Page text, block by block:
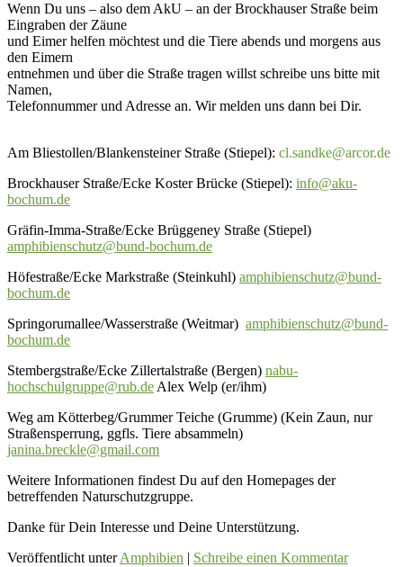
Wenn Du uns – also dem AkU – an der Brockhauser Straße beim
Eingraben der Zäune
und Eimer helfen möchtest und die Tiere abends und morgens aus
den Eimern
entnehmen und über die Straße tragen willst schreibe uns bitte mit
Namen,
Telefonnummer und Adresse an. Wir melden uns dann bei Dir.
Am Bliestollen/Blankensteiner Straße (Stiepel): cl.sandke@arcor.de
Brockhauser Straße/Ecke Koster Brücke (Stiepel): info@aku-
bochum.de
Gräfin-Imma-Straße/Ecke Brüggeney Straße (Stiepel)
amphibienschutz@bund-bochum.de
Höfestraße/Ecke Markstraße (Steinkuhl) amphibienschutz@bund-
bochum.de
Springorumallee/Wasserstraße (Weitmar) amphibienschutz@bund-
bochum.de
Stembergstraße/Ecke Zillertalstraße (Bergen) nabu-
hochschulgruppe@rub.de Alex Welp (er/ihm)
Weg am Kötterbeg/Grummer Teiche (Grumme) (Kein Zaun, nur
Straßensperrung, ggfls. Tiere absammeln)
janina.breckle@gmail.com
Weitere Informationen findest Du auf den Homepages der
betreffenden Naturschutzgruppe.
Danke für Dein Interesse und Deine Unterstützung.
Veröffentlicht unter Amphibien | Schreibe einen Kommentar